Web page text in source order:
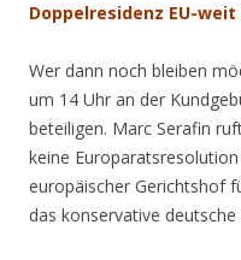
Doppelresidenz EU-weit
Wer dann noch bleiben
um 14 Uhr an der
beteiligen. Marc Serafin
keine
europäischer Gerichtshof
das konservative